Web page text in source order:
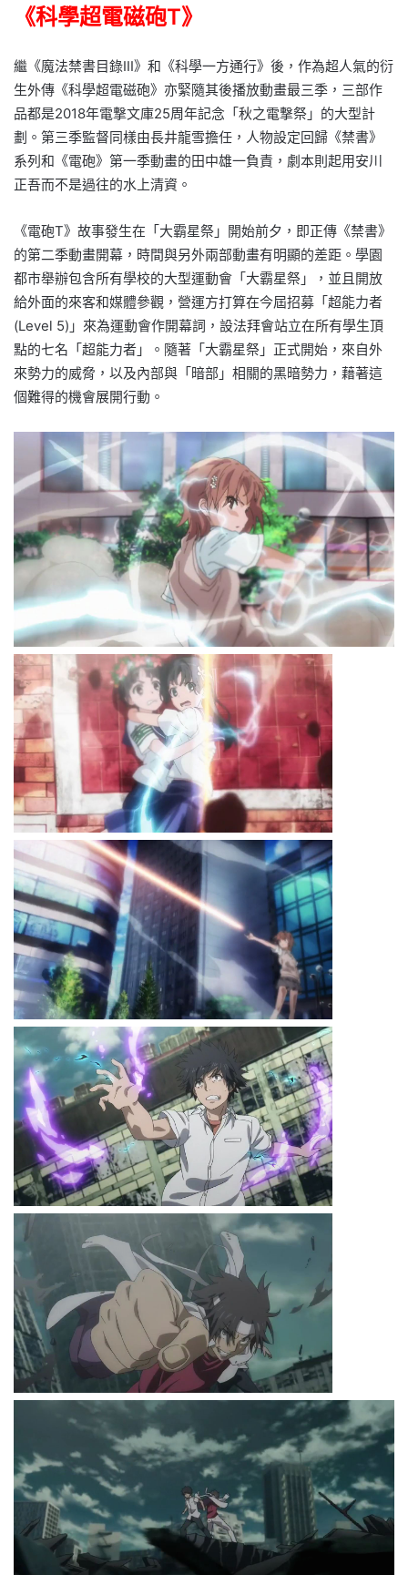
《科學超電磁砲T》
繼《魔法禁書目錄III》和《科學一方通行》後，作為超人氣的衍
生外傳《科學超電磁砲》亦緊隨其後播放動畫最三季，三部作
品都是2018年電撃文庫25周年記念「秋之電撃祭」的大型計
劃。第三季監督同樣由長井龍雪擔任，人物設定回歸《禁書》
系列和《電砲》第一季動畫的田中雄一負責，劇本則起用安川
正吾而不是過往的水上清資。
《電砲T》故事發生在「大霸星祭」開始前夕，即正傳《禁書》
的第二季動畫開幕，時間與另外兩部動畫有明顯的差距。學園
都市舉辦包含所有學校的大型運動會「大霸星祭」，並且開放
給外面的來客和媒體參觀，營運方打算在今屆招募「超能力者
(Level 5)」來為運動會作開幕詞，設法拜會站立在所有學生頂
點的七名「超能力者」。隨著「大霸星祭」正式開始，來自外
來勢力的威脅，以及內部與「暗部」相關的黑暗勢力，藉著這
個難得的機會展開行動。